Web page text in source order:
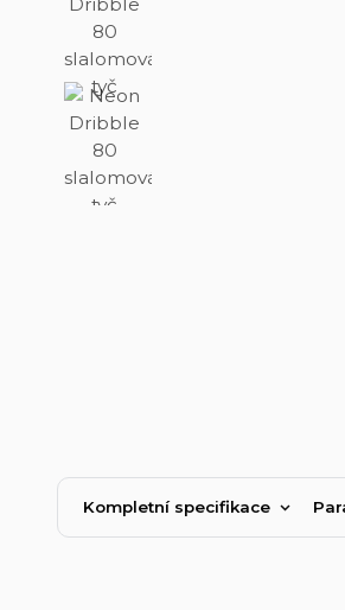
Kompletní specifikace